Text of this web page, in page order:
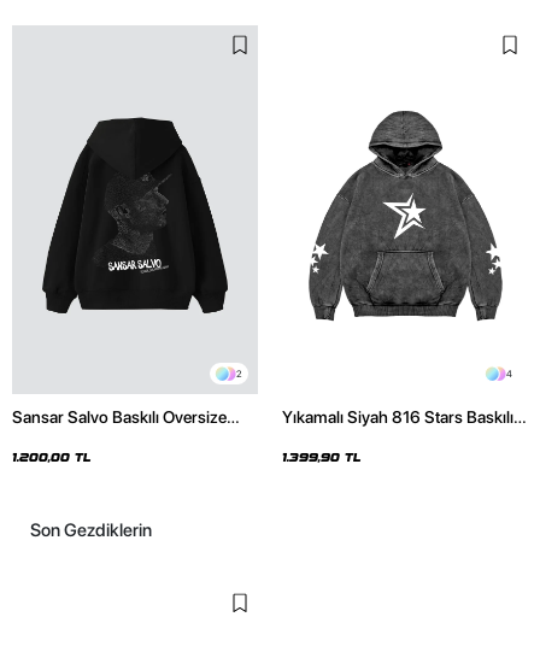
2
Sansar Salvo Baskılı Oversize
1.200,00 TL
4
Yıkamalı Siyah 816 Stars Baskılı
1.399,90 TL
Son Gezdiklerin